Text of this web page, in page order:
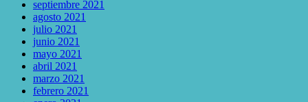
septiembre 2021
agosto 2021
julio 2021
junio 2021
mayo 2021
abril 2021
marzo 2021
febrero 2021